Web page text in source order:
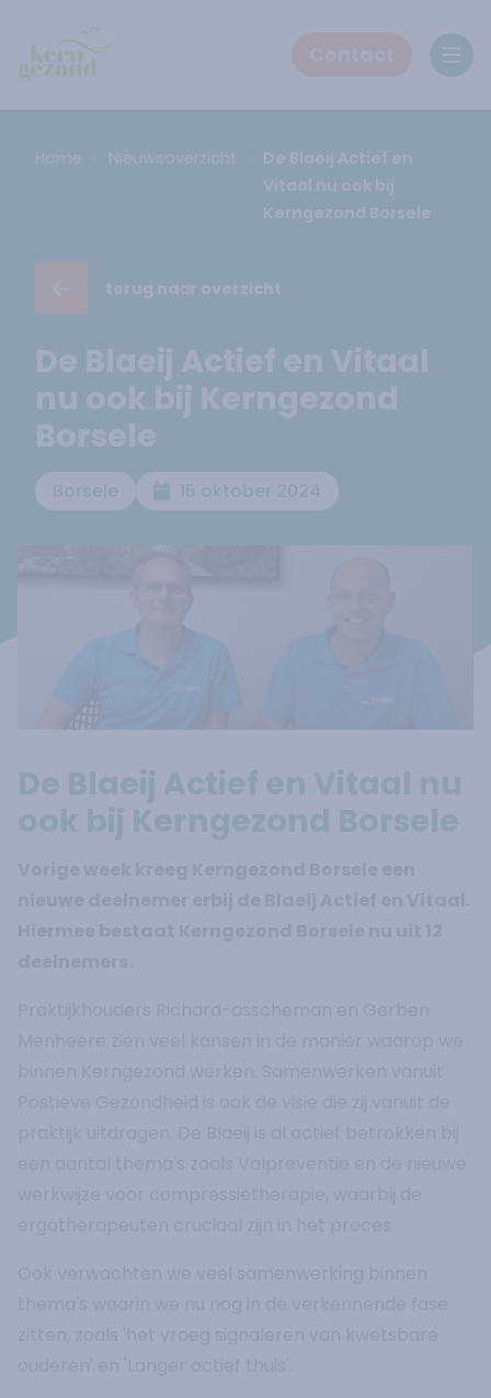
Home Nieuwsoverzicht
De Blaeij Actief en
Vitaal nu ook bij
Kerngezond Borsele
terug naar overzicht
De Blaeij Actief en Vitaal
nu ook bij Kerngezond
Borsele
Borsele 15 oktober 2024
De Blaeij Actief en Vitaal nu
ook bij Kerngezond Borsele